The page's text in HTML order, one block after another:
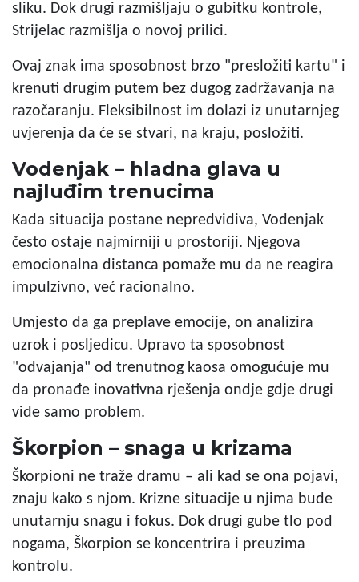
sliku. Dok drugi razmišljaju o gubitku kontrole,
Strijelac razmišlja o novoj prilici.
Ovaj znak ima sposobnost brzo "presložiti kartu" i
krenuti drugim putem bez dugog zadržavanja na
razočaranju. Fleksibilnost im dolazi iz unutarnjeg
uvjerenja da će se stvari, na kraju, posložiti.
Vodenjak – hladna glava u
najluđim trenucima
Kada situacija postane nepredvidiva, Vodenjak
često ostaje najmirniji u prostoriji. Njegova
emocionalna distanca pomaže mu da ne reagira
impulzivno, već racionalno.
Umjesto da ga preplave emocije, on analizira
uzrok i posljedicu. Upravo ta sposobnost
"odvajanja" od trenutnog kaosa omogućuje mu
da pronađe inovativna rješenja ondje gdje drugi
vide samo problem.
Škorpion – snaga u krizama
Škorpioni ne traže dramu – ali kad se ona pojavi,
znaju kako s njom. Krizne situacije u njima bude
unutarnju snagu i fokus. Dok drugi gube tlo pod
nogama, Škorpion se koncentrira i preuzima
kontrolu.